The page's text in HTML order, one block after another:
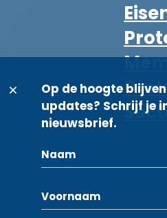
Op de hoogte
updates? Schrijf je
nieuwsbrief.